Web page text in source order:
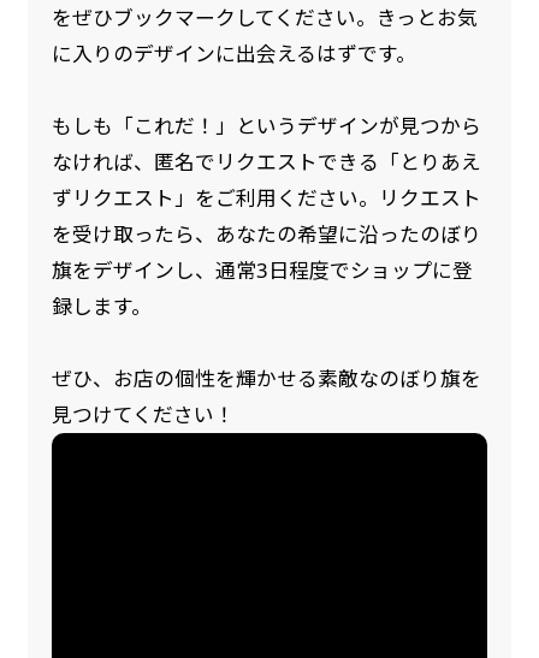
をぜひブックマークしてください。きっとお気
に入りのデザインに出会えるはずです。
もしも「これだ！」というデザインが見つから
なければ、匿名でリクエストできる「とりあえ
ずリクエスト」をご利用ください。リクエスト
を受け取ったら、あなたの希望に沿ったのぼり
旗をデザインし、通常3日程度でショップに登
録します。
ぜひ、お店の個性を輝かせる素敵なのぼり旗を
見つけてください！